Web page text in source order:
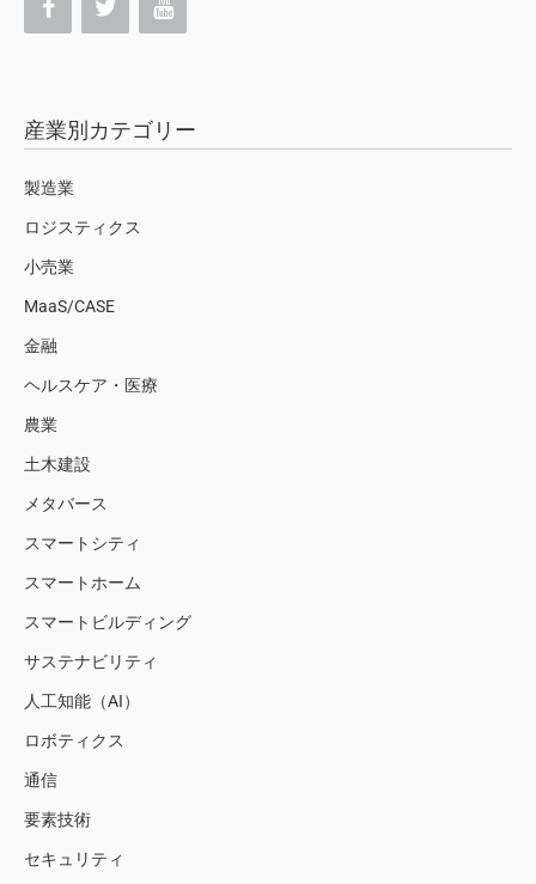
産業別カテゴリー
製造業
ロジスティクス
小売業
MaaS/CASE
金融
ヘルスケア・医療
農業
土木建設
メタバース
スマートシティ
スマートホーム
スマートビルディング
サステナビリティ
人工知能（AI）
ロボティクス
通信
要素技術
セキュリティ